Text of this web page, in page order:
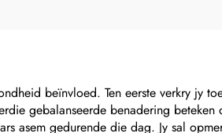
beïnvloed. Ten eerste verkry jy
gebalanseerde benadering beteken
asem gedurende die dag. Jy sal